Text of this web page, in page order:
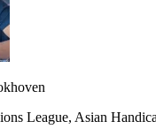
League, Asian